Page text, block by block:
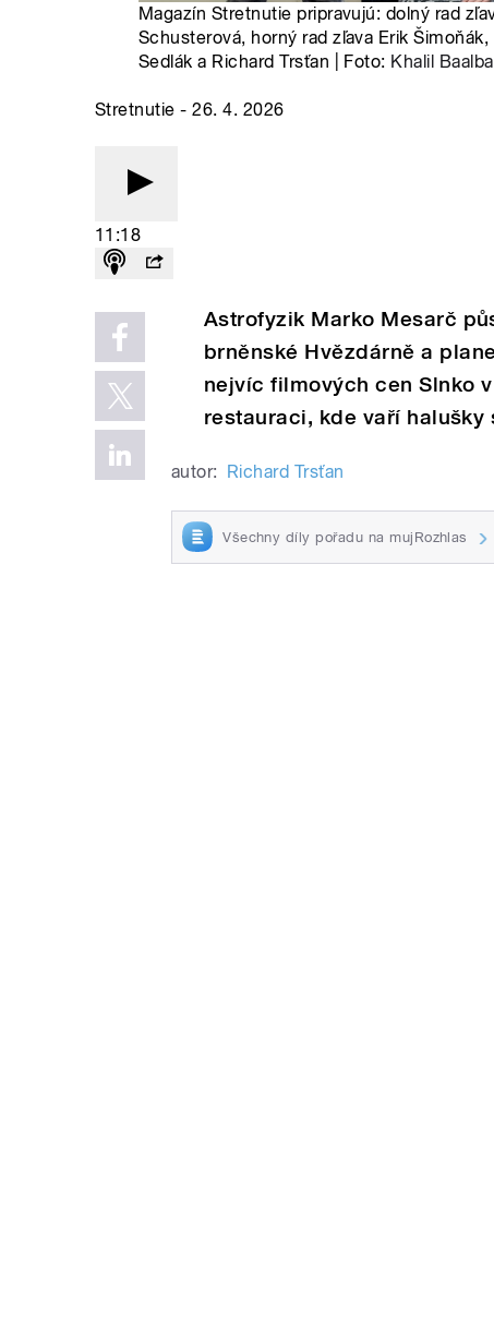
Magazín Stretnutie pripravujú: dolný rad
Schusterová, horný rad zľava Erik
Sedlák a Richard Trsťan | Foto: Khalil
Stretnutie - 26. 4. 2026
11:18
Astrofyzik Marko Mesarč
brněnské Hvězdárně a
nejvíc filmových cen Slnko
restauraci, kde vaří halušky
autor: Richard Trsťan
Všechny díly pořadu na mujRozhlas